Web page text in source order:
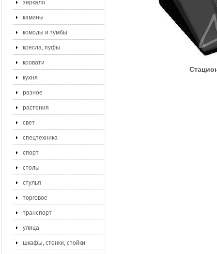
зеркало
камины
комоды и тумбы
кресла, пуфы
кровати
кухня
разное
растения
свет
спецтехника
спорт
столы
стулья
торговое
транспорт
улица
шкафы, стенки, стойки